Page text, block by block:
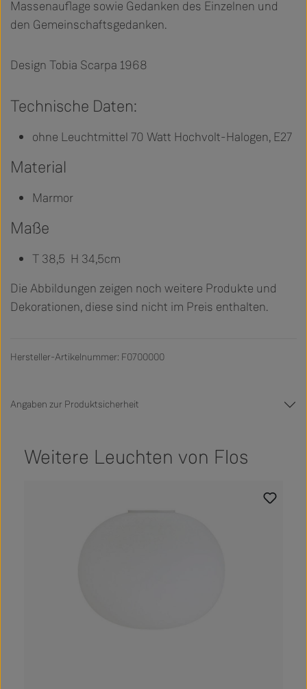
Massenauflage sowie Gedanken des Einzelnen und
den Gemeinschaftsgedanken.
Design Tobia Scarpa 1968
Technische Daten:
ohne Leuchtmittel 70 Watt Hochvolt-Halogen, E27
Material
Marmor
Maße
T 38,5 H 34,5cm
Die Abbildungen zeigen noch weitere Produkte und
Dekorationen, diese sind nicht im Preis enthalten.
Hersteller-Artikelnummer: F0700000
Angaben zur Produktsicherheit
Weitere Leuchten von Flos